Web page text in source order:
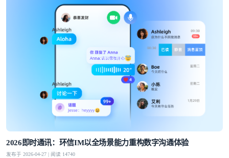
2026即时通讯：环信IM以全场景能力重构数字沟通体验
发布于 2026-04-27 | 阅读 14740
我已阅读并同意通讯云服务条款
提交
不了，谢谢